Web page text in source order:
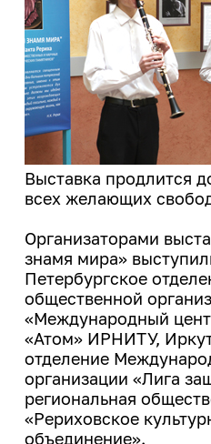
Выставка продлится
всех желающих
Организаторами
знамя мира»
Петербургское
общественной
«Международный
«Атом» ИРНИТУ,
отделение
организации «Лига
региональная
«Рериховское
объединение».